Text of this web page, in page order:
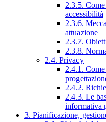
2.3.5.
accessibilità
2.3.6.
attuazione
2.3.7.
2.3.8.
2.4. Privacy
2.4.1.
2.4.2.
2.4.3. Le
informativa
3. Pianificazione,